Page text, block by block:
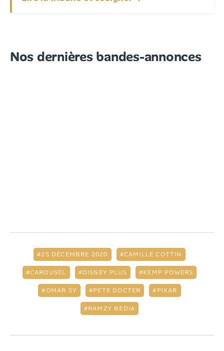
Nos dernières bandes-annonces
25 DÉCEMBRE 2020 CAMILLE COTTIN
CAROUSEL DISNEY PLUS KEMP POWERS
OMAR SY PETE DOCTER PIXAR
RAMZY BEDIA